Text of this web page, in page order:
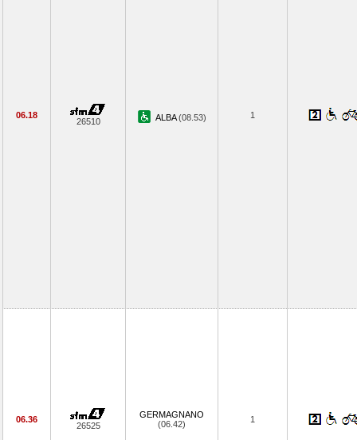
06.18
26510 ALBA(08.53) 1
06.36
26525
GERMAGNANO
(06.42)
1